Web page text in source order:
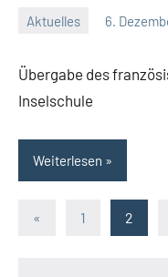
Aktuelles 6.
Übergabe des
Inselschule
Weiterlesen
« Vorherige
1 2